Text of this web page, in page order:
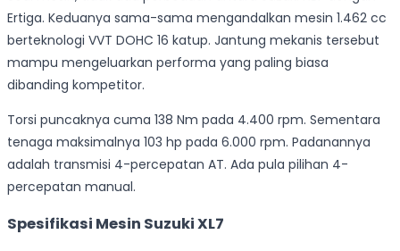
Ertiga. Keduanya sama-sama mengandalkan mesin 1.462 cc
berteknologi VVT DOHC 16 katup. Jantung mekanis tersebut
mampu mengeluarkan performa yang paling biasa
dibanding kompetitor.
Torsi puncaknya cuma 138 Nm pada 4.400 rpm. Sementara
tenaga maksimalnya 103 hp pada 6.000 rpm. Padanannya
adalah transmisi 4-percepatan AT. Ada pula pilihan 4-
percepatan manual.
Spesifikasi Mesin Suzuki XL7